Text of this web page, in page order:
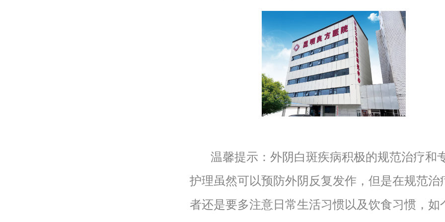
温馨提示：外阴白斑疾病积极的规范治疗和
护理虽然可以预防外阴反复发作，但是在规范治
者还是要多注意日常生活习惯以及饮食习惯，如